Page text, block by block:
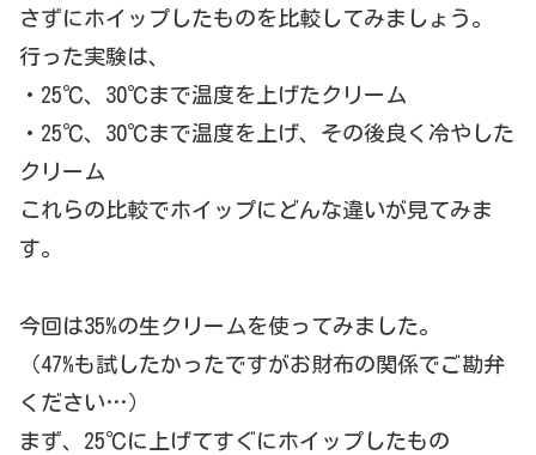
さずにホイップしたものを比較してみましょう。
行った実験は、
・25℃、30℃まで温度を上げたクリーム
・25℃、30℃まで温度を上げ、その後良く冷やした
クリーム
これらの比較でホイップにどんな違いが見てみま
す。
今回は35%の生クリームを使ってみました。
（47%も試したかったですがお財布の関係でご勘弁
ください…）
まず、25℃に上げてすぐにホイップしたもの